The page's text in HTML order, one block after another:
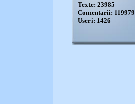
Texte: 23985
Comentarii: 119979
Useri: 1426